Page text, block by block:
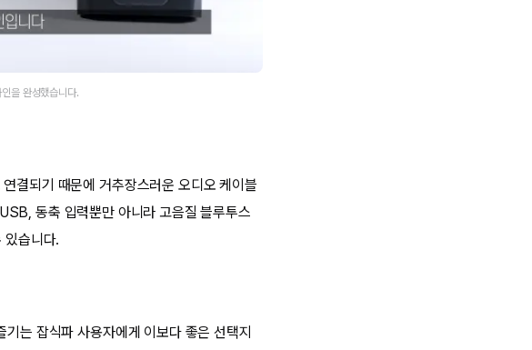
을 완성했습니다.
결되기 때문에 거추장스러운 오디오 케이블
동축 입력뿐만 아니라 고음질 블루투스
있습니다.
는 잡식파 사용자에게 이보다 좋은 선택지